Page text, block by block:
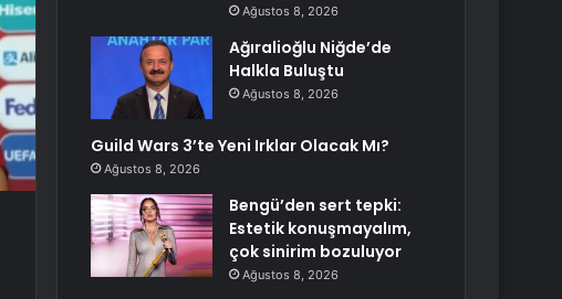
Ağustos 8, 2026
Ağıralioğlu Niğde’de
Halkla Buluştu
Ağustos 8, 2026
Guild Wars 3’te Yeni Irklar Olacak Mı?
Ağustos 8, 2026
Bengü’den sert tepki:
Estetik konuşmayalım,
çok sinirim bozuluyor
Ağustos 8, 2026